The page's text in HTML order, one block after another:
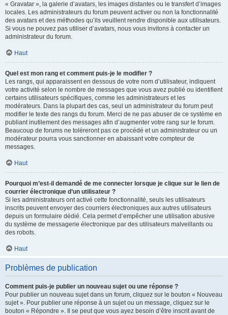
« Gravatar », la galerie d’avatars, les images distantes ou le transfert d’images
locales. Les administrateurs du forum peuvent activer ou non la fonctionnalité
des avatars et des méthodes qu’ils veuillent rendre disponible aux utilisateurs.
Si vous ne pouvez pas utiliser d’avatars, nous vous invitons à contacter un
administrateur du forum.
Haut
Quel est mon rang et comment puis-je le modifier ?
Les rangs, qui apparaissent en dessous de votre nom d’utilisateur, indiquent
votre activité selon le nombre de messages que vous avez publié ou identifient
certains utilisateurs spécifiques, comme les administrateurs et les
modérateurs. Dans la plupart des cas, seul un administrateur du forum peut
modifier le texte des rangs du forum. Merci de ne pas abuser de ce système en
publiant inutilement des messages afin d’augmenter votre rang sur le forum.
Beaucoup de forums ne toléreront pas ce procédé et un administrateur ou un
modérateur pourra vous sanctionner en abaissant votre compteur de
messages.
Haut
Pourquoi m’est-il demandé de me connecter lorsque je clique sur le lien de
courrier électronique d’un utilisateur ?
Si les administrateurs ont activé cette fonctionnalité, seuls les utilisateurs
inscrits peuvent envoyer des courriers électroniques aux autres utilisateurs
depuis un formulaire dédié. Cela permet d’empêcher une utilisation abusive
du système de messagerie électronique par des utilisateurs malveillants ou
des robots.
Haut
Problèmes de publication
Comment puis-je publier un nouveau sujet ou une réponse ?
Pour publier un nouveau sujet dans un forum, cliquez sur le bouton « Nouveau
sujet ». Pour publier une réponse à un sujet ou un message, cliquez sur le
bouton « Répondre ». Il se peut que vous ayez besoin d’être inscrit avant de